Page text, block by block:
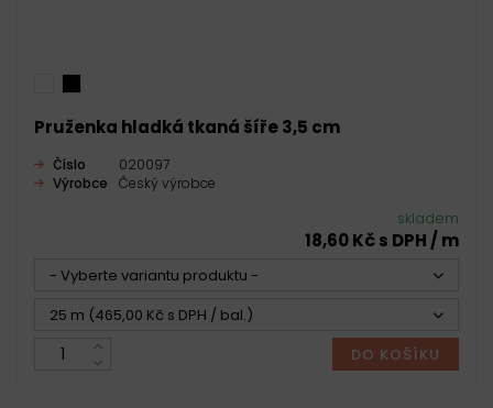
Pruženka hladká tkaná šíře 3,5 cm
Číslo
020097
Výrobce
Český výrobce
skladem
18,60 Kč s DPH / m
- Vyberte variantu produktu -
25 m (465,00 Kč s DPH / bal.)
DO KOŠÍKU